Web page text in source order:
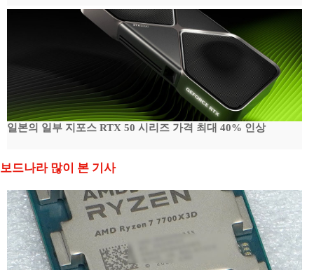
일본의 일부 지포스 RTX 50 시리즈 가격 최대 40% 인상
보드나라 많이 본 기사